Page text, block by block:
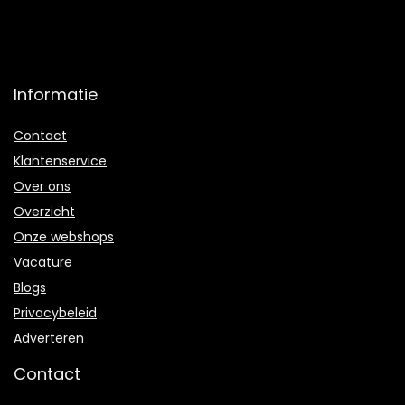
Informatie
Contact
Klantenservice
Over ons
Overzicht
Onze webshops
Vacature
Blogs
Privacybeleid
Adverteren
Contact